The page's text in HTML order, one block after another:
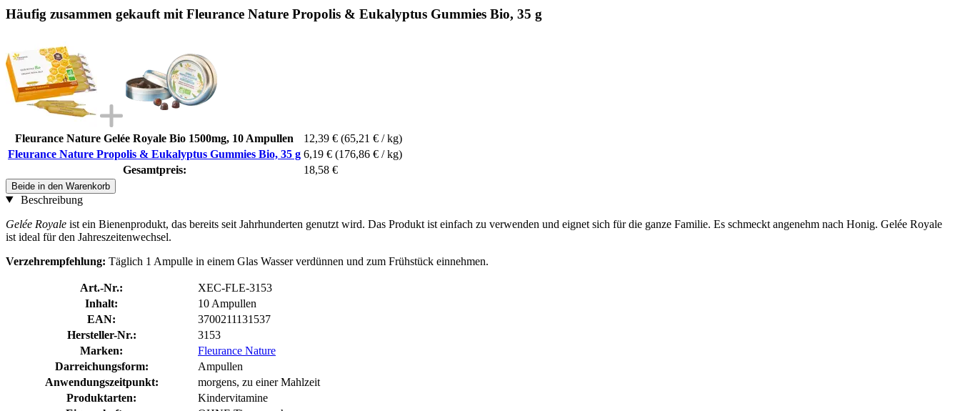
Häufig zusammen gekauft mit Fleurance Nature Propolis & Eukalyptus Gummies Bio, 35 g
Fleurance Nature Gelée Royale Bio 1500mg, 10 Ampullen 12,39 € (65,21 € / kg)
Fleurance Nature Propolis & Eukalyptus Gummies Bio, 35 g 6,19 € (176,86 € / kg)
Gesamtpreis:
18,58 €
Beide in den Warenkorb
Beschreibung
Gelée Royale ist ein Bienenprodukt, das bereits seit Jahrhunderten genutzt wird. Das Produkt ist einfach zu verwenden und eignet sich für die ganze Familie. Es schmeckt angenehm nach Honig. Gelée Royale
ist ideal für den Jahreszeitenwechsel.
Verzehrempfehlung: Täglich 1 Ampulle in einem Glas Wasser verdünnen und zum Frühstück einnehmen.
Art.-Nr.:
XEC-FLE-3153
Inhalt:
10 Ampullen
EAN:
3700211131537
Hersteller-Nr.:
3153
Marken:
Fleurance Nature
Darreichungsform:
Ampullen
Anwendungszeitpunkt:
morgens, zu einer Mahlzeit
Produktarten:
Kindervitamine